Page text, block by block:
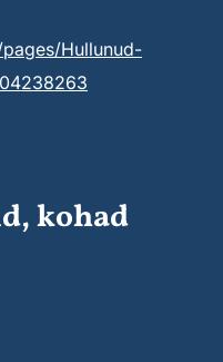
Hullunud-
kohad